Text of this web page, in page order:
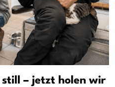
still – jetzt holen wir